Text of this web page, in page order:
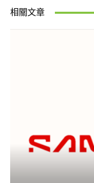
相關文章